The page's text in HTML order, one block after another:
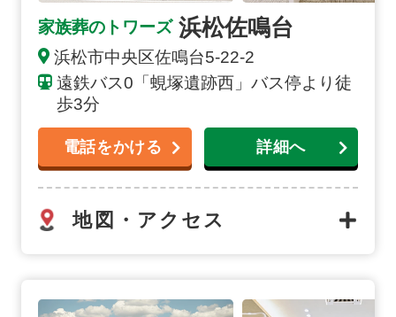
家族葬のトワーズ 浜松佐鳴台
浜松市中央区佐鳴台5-22-2
遠鉄バス0「蜆塚遺跡西」バス停より徒
歩3分
電話をかける 詳細へ
地図・アクセス